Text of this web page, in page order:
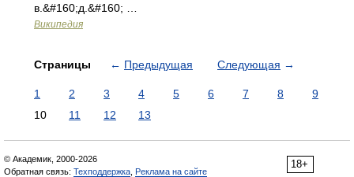
в.&#160;д.&#160; …
Википедия
Страницы ← Предыдущая Следующая →
1 2 3 4 5 6 7 8
9
10
11 12 13
18+
© Академик, 2000-2026
Обратная связь: Техподдержка Реклама на сайте